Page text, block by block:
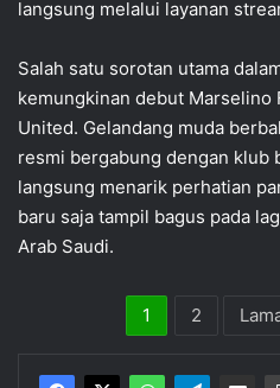
langsung melalui layanan
Salah satu sorotan utama
kemungkinan debut Marselino
United. Gelandang muda
resmi bergabung dengan klub
langsung menarik perhatian
baru saja tampil bagus pada
Arab Saudi.
1 2